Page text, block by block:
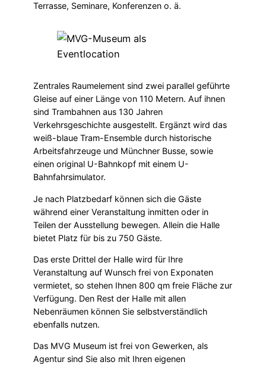
Terrasse, Seminare, Konferenzen o. ä.
Zentrales Raumelement sind zwei parallel geführte
Gleise auf einer Länge von 110 Metern. Auf ihnen
sind Trambahnen aus 130 Jahren
Verkehrsgeschichte ausgestellt. Ergänzt wird das
weiß-blaue Tram-Ensemble durch historische
Arbeitsfahrzeuge und Münchner Busse, sowie
einen original U-Bahnkopf mit einem U-
Bahnfahrsimulator.
Je nach Platzbedarf können sich die Gäste
während einer Veranstaltung inmitten oder in
Teilen der Ausstellung bewegen. Allein die Halle
bietet Platz für bis zu 750 Gäste.
Das erste Drittel der Halle wird für Ihre
Veranstaltung auf Wunsch frei von Exponaten
vermietet, so stehen Ihnen 800 qm freie Fläche zur
Verfügung. Den Rest der Halle mit allen
Nebenräumen können Sie selbstverständlich
ebenfalls nutzen.
Das MVG Museum ist frei von Gewerken, als
Agentur sind Sie also mit Ihren eigenen